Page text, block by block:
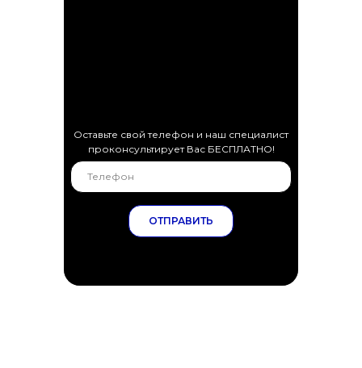
ОТПРАВИТЬ
Оставьте свой телефон и наш специалист
проконсультирует Вас БЕСПЛАТНО!